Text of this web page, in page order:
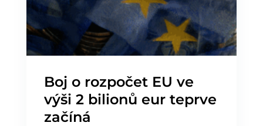
Boj o rozpočet EU ve
výši 2 bilionů eur teprve
začíná